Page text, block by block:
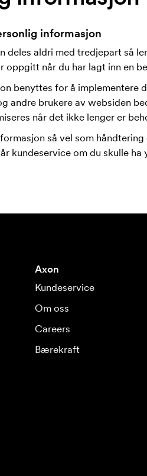
informasjon
deles aldri med tredjepart så
oppgitt når du har lagt inn en
benyttes for å implementere
andre brukere av websiden
når det ikke lenger er
så vel som
kundeservice om du skulle
Axon
Kundeservice
Om oss
Careers
Bærekraft